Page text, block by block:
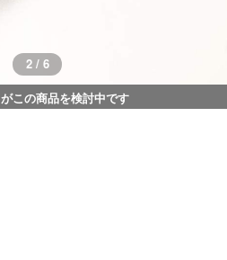
2 / 6
この商品を検討中です